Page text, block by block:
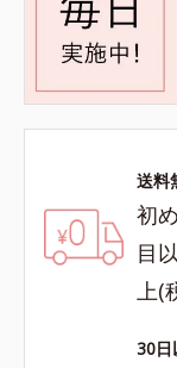
送料
初
目
上
30日